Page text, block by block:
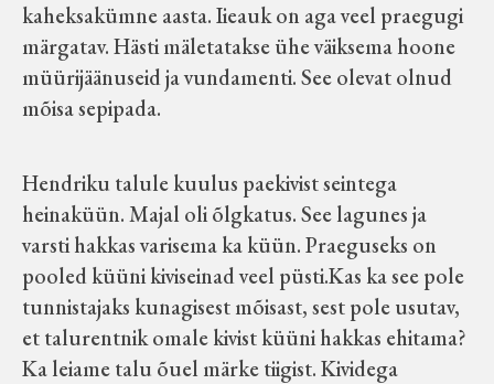
Otsi
Tagasiside
kaheksakümne aasta. Iieauk on aga veel praegugi
märgatav. Hästi mäletatakse ühe väiksema hoone
müürijäänuseid ja vundamenti. See olevat olnud
mõisa sepipada.
Hendriku talule kuulus paekivist seintega
heinaküün. Majal oli õlgkatus. See lagunes ja
varsti hakkas varisema ka küün. Praeguseks on
pooled küüni kiviseinad veel püsti.Kas ka see pole
tunnistajaks kunagisest mõisast, sest pole usutav,
et talurentnik omale kivist küüni hakkas ehitama?
Ka leiame talu õuel märke tiigist. Kividega